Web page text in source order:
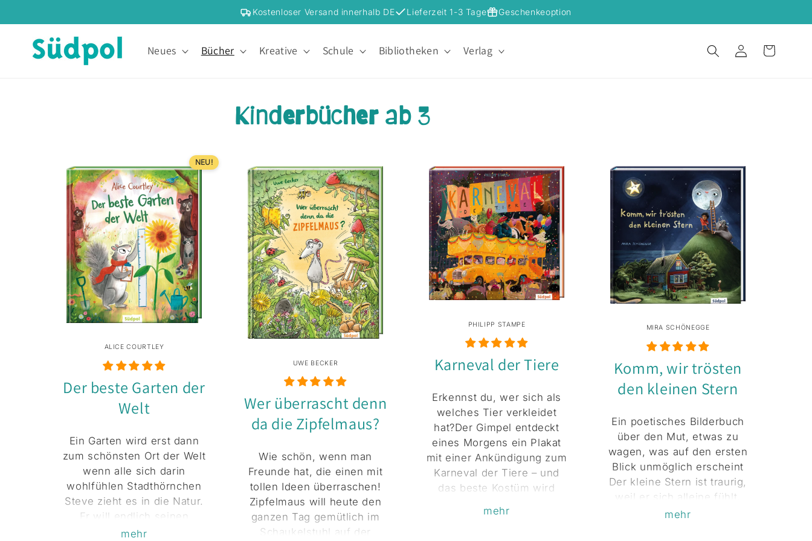
Kostenloser Versand innerhalb DE Lieferzeit 1-3 Tage Geschenkeoption
Neues Bücher Kreative Schule Bibliotheken Verlag EinloggenWarenkorb
Kinderbücher ab 3
NEU!
ALICE COURTLEY
Der beste Garten der
Welt
Ein Garten wird erst dann
zum schönsten Ort der Welt
wenn alle sich darin
wohlfühlen Stadthörnchen
Steve zieht es in die Natur.
Er will endlich seinen
Traum verwirklichen: den
mehr
UWE BECKER
Wer überrascht denn
da die Zipfelmaus?
Wie schön, wenn man
Freunde hat, die einen mit
tollen Ideen überraschen!
Zipfelmaus will heute den
ganzen Tag gemütlich im
Schaukelstuhl auf der
PHILIPP STAMPE
Karneval der Tiere
Erkennst du, wer sich als
welches Tier verkleidet
hat?Der Gimpel entdeckt
eines Morgens ein Plakat
mit einer Ankündigung zum
Karneval der Tiere – und
das beste Kostüm wird
verbreitet sich wie ein
mehr
MIRA SCHÖNEGGE
Komm, wir trösten
den kleinen Stern
Ein poetisches Bilderbuch
über den Mut, etwas zu
wagen, was auf den ersten
Blick unmöglich erscheint
Der kleine Stern ist traurig,
weil er sich alleine fühlt.
Am meisten wünscht er
mehr